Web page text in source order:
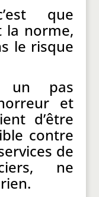
que
la norme,
le risque
un pas
et
d’être
contre
de
ne